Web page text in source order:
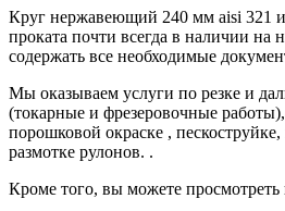
Круг нержавеющий 240 мм aisi 321
проката почти всегда в наличии на
содержать все необходимые
Мы оказываем услуги по резке и
(токарные и фрезеровочные
порошковой окраске ,
размотке рулонов. .
Кроме того, вы можете